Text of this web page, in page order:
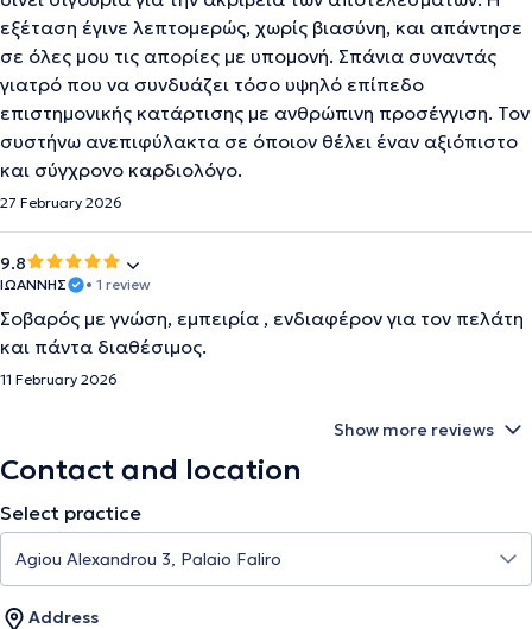
εξέταση έγινε λεπτομερώς, χωρίς βιασύνη, και απάντησε
σε όλες μου τις απορίες με υπομονή. Σπάνια συναντάς
γιατρό που να συνδυάζει τόσο υψηλό επίπεδο
επιστημονικής κατάρτισης με ανθρώπινη προσέγγιση. Τον
συστήνω ανεπιφύλακτα σε όποιον θέλει έναν αξιόπιστο
και σύγχρονο καρδιολόγο.
27 February 2026
9.8
ΙΩΑΝΝΗΣ • 1 review
Σοβαρός με γνώση, εμπειρία , ενδιαφέρον για τον πελάτη
και πάντα διαθέσιμος.
11 February 2026
Show more reviews
Contact and location
Select practice
Address